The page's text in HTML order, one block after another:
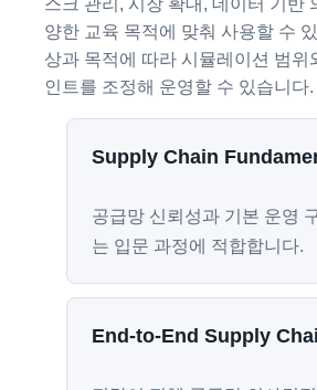
스크 관리, 시장 확대, 데이터 기반
양한 교육 목적에 맞춰 사용할 수
상과 목적에 따라 시뮬레이션 범위
인트를 조정해 운영할 수 있습니다.
Supply Chain
공급망 신뢰성과 기본 운영
는 입문 과정에 적합합니다.
End-to-End Supply